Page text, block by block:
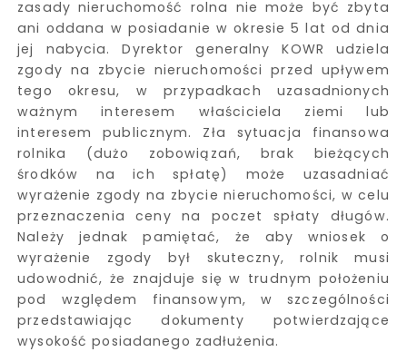
zasady nieruchomość rolna nie może być zbyta
ani oddana w posiadanie w okresie 5 lat od dnia
jej nabycia. Dyrektor generalny KOWR udziela
zgody na zbycie nieruchomości przed upływem
tego okresu, w przypadkach uzasadnionych
ważnym interesem właściciela ziemi lub
interesem publicznym. Zła sytuacja finansowa
rolnika (dużo zobowiązań, brak bieżących
środków na ich spłatę) może uzasadniać
wyrażenie zgody na zbycie nieruchomości, w celu
przeznaczenia ceny na poczet spłaty długów.
Należy jednak pamiętać, że aby wniosek o
wyrażenie zgody był skuteczny, rolnik musi
udowodnić, że znajduje się w trudnym położeniu
pod względem finansowym, w szczególności
przedstawiając dokumenty potwierdzające
wysokość posiadanego zadłużenia.